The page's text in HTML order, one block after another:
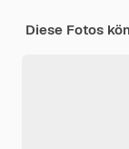
Diese Fotos